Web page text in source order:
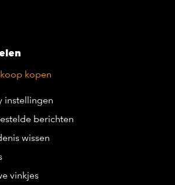
kopen
instellingen
berichten
wissen
vinkjes